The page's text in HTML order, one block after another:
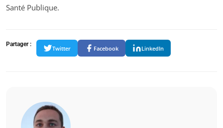
Santé Publique.
Partager :
Twitter Facebook LinkedIn